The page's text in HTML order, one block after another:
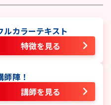
ルカラーテキスト
特徴を見る
陣！
講師を見る